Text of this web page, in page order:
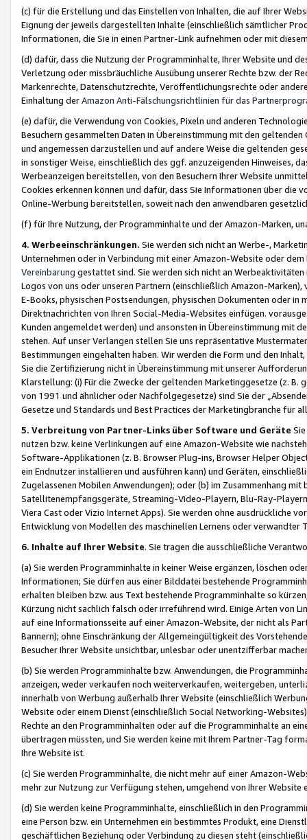
(c) für die Erstellung und das Einstellen von Inhalten, die auf Ihrer
Eignung der jeweils dargestellten Inhalte (einschließlich sämtlicher
Informationen, die Sie in einen Partner-Link aufnehmen oder mit
(d) dafür, dass die Nutzung der Programminhalte, Ihrer Website und
Verletzung oder missbräuchliche Ausübung unserer Rechte bzw. der
Markenrechte, Datenschutzrechte, Veröffentlichungsrechte oder
Einhaltung derAmazon Anti-Fälschungsrichtlinien für das
(e) dafür, die Verwendung von Cookies, Pixeln und anderen
Besuchern gesammelten Daten in Übereinstimmung mit den
und angemessen darzustellen und auf andere Weise die geltenden
in sonstiger Weise, einschließlich des ggf. anzuzeigenden Hinweises,
Werbeanzeigen bereitstellen, von den Besuchern Ihrer Website
Cookies erkennen können und dafür, dass Sie Informationen über die
Online-Werbung bereitstellen, soweit nach den anwendbaren
(f) für Ihre Nutzung, der Programminhalte und der Amazon-Marken,
4. Werbeeinschränkungen. Sie werden sich nicht an Werbe-,
Unternehmen oder in Verbindung mit einer Amazon-Website oder
Vereinbarung gestattet sind. Sie werden sich nicht an
Logos von uns oder unseren Partnern (einschließlich Amazon-
E-Books, physischen Postsendungen, physischen Dokumenten oder in
Direktnachrichten von Ihren Social-Media-Websites einfügen.
Kunden angemeldet werden) und ansonsten in Übereinstimmung mit
stehen. Auf unser Verlangen stellen Sie uns repräsentative
Bestimmungen eingehalten haben. Wir werden die Form und den
Sie die Zertifizierung nicht in Übereinstimmung mit unserer
Klarstellung: (i) Für die Zwecke der geltenden Marketinggesetze (z. B.
von 1991 und ähnlicher oder Nachfolgegesetze) sind Sie der
Gesetze und Standards und Best Practices der Marketingbranche für
5. Verbreitung von Partner-Links über Software und Geräte
nutzen bzw. keine Verlinkungen auf eine Amazon-Website wie
Software-Applikationen (z. B. Browser Plug-ins, Browser Helper
ein Endnutzer installieren und ausführen kann) und Geräten,
Zugelassenen Mobilen Anwendungen); oder (b) im Zusammenhang
Satellitenempfangsgeräte, Streaming-Video-Playern, Blu-Ray-
Viera Cast oder Vizio Internet Apps). Sie werden ohne ausdrückliche
Entwicklung von Modellen des maschinellen Lernens oder
6. Inhalte auf Ihrer Website. Sie tragen die ausschließliche
(a) Sie werden Programminhalte in keiner Weise ergänzen, löschen
Informationen; Sie dürfen aus einer Bilddatei bestehende
erhalten bleiben bzw. aus Text bestehende Programminhalte so
Kürzung nicht sachlich falsch oder irreführend wird. Einige Arten von
auf eine Informationsseite auf einer Amazon-Website, der nicht als
Bannern); ohne Einschränkung der Allgemeingültigkeit des
Besucher Ihrer Website unsichtbar, unlesbar oder unentzifferbar
(b) Sie werden Programminhalte bzw. Anwendungen, die
anzeigen, weder verkaufen noch weiterverkaufen, weitergeben,
innerhalb von Werbung außerhalb Ihrer Website (einschließlich
Website oder einem Dienst (einschließlich Social Networking-
Rechte an den Programminhalten oder auf die Programminhalte an
übertragen müssten, und Sie werden keine mit Ihrem Partner-Tag
Ihre Website ist.
(c) Sie werden Programminhalte, die nicht mehr auf einer Amazon-
mehr zur Nutzung zur Verfügung stehen, umgehend von Ihrer
(d) Sie werden keine Programminhalte, einschließlich in den
eine Person bzw. ein Unternehmen ein bestimmtes Produkt, eine
geschäftlichen Beziehung oder Verbindung zu diesen steht